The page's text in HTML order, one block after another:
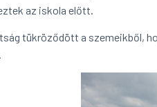
az iskola előtt.
tükröződött a szemeikből,